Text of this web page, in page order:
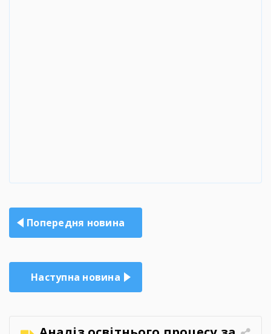
Навігація
записів
Попередня новина
Наступна новина